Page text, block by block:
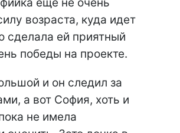
еще не очень
возраста, куда идет
сделала ей приятный
победы на проекте.
и он следил за
а вот София, хоть и
не имела